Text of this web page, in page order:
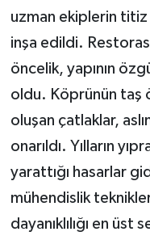
uzman ekiplerin titiz
inşa edildi.
öncelik, yapının
oldu. Köprünün taş
oluşan çatlaklar,
onarıldı. Yılların
yarattığı hasarlar
mühendislik
dayanıklılığı en üst